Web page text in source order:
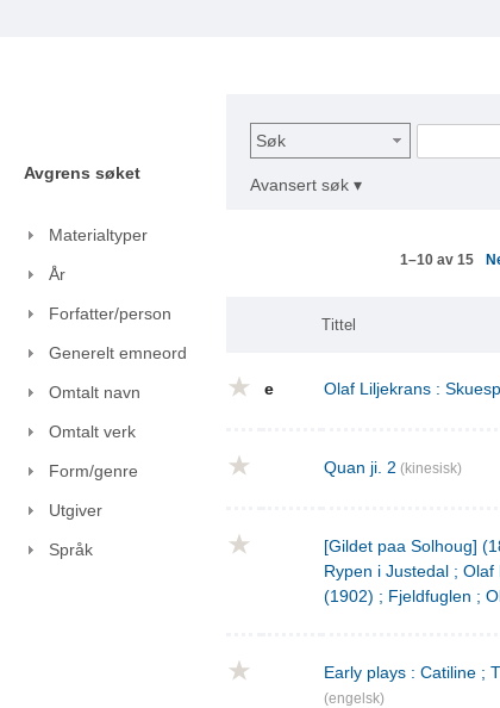
Avgrens søket
Materialtyper
År
Forfatter/person
Generelt emneord
Omtalt navn
Omtalt verk
Form/genre
Utgiver
Språk
Søk
Avansert søk ▾
1–10 av 15
Tittel
e Olaf Liljekrans :
Quan ji. 2 (kinesisk)
[Gildet paa Solhoug]
Rypen i Justedal ;
(1902) ; Fjeldfuglen ;
Early plays : Catiline ;
(engelsk)